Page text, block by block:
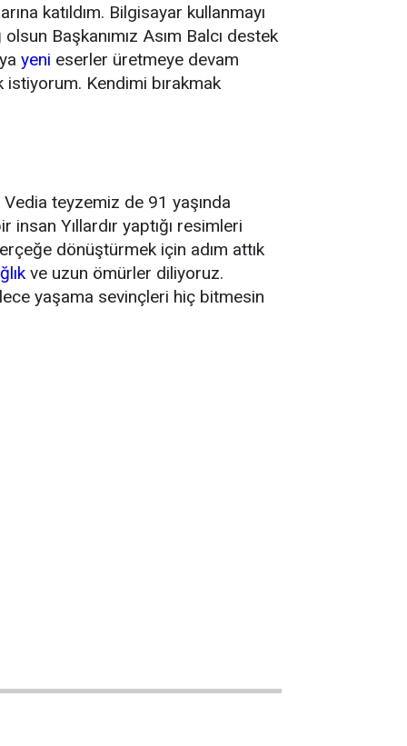
katıldım. Bilgisayar kullanmayı
Başkanımız Asım Balcı destek
yeni eserler üretmeye devam
Kendimi bırakmak
Vedia teyzemiz de 91 yaşında
Yıllardır yaptığı resimleri
dönüştürmek için adım attık
ve uzun ömürler diliyoruz.
yaşama sevinçleri hiç bitmesin